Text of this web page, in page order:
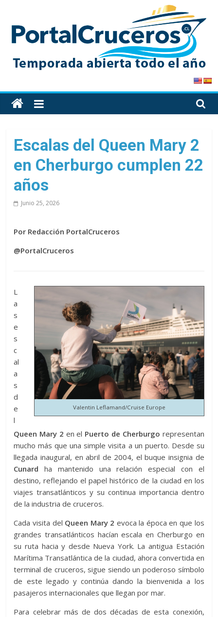
content
PortalCruceros
Toda
la
de
cruceros
en
solo
Escalas del Queen Mary 2
en Cherburgo cumplen 22
años
Junio 25, 2026
Por Redacción PortalCruceros
@PortalCruceros
Valentin Leflamand/Cruise Europe
L
a
s
e
s
c
al
a
s
d
e
l
Queen Mary 2 en el Puerto de Cherburgo representan
mucho más que una simple visita a un puerto. Desde su
llegada inaugural, en abril de 2004, el buque insignia de
Cunard ha mantenido una relación especial con el
destino, reflejando el papel histórico de la ciudad en los
viajes transatlánticos y su continua importancia dentro
de la industria de cruceros.
Cada visita del Queen Mary 2 evoca la época en que los
grandes transatlánticos hacían escala en Cherburgo en
su ruta hacia y desde Nueva York. La antigua Estación
Marítima Transatlántica de la ciudad, ahora convertida en
terminal de cruceros, sigue siendo un poderoso símbolo
de este legado y continúa dando la bienvenida a los
pasajeros internacionales que llegan por mar.
Para celebrar más de dos décadas de esta conexión,